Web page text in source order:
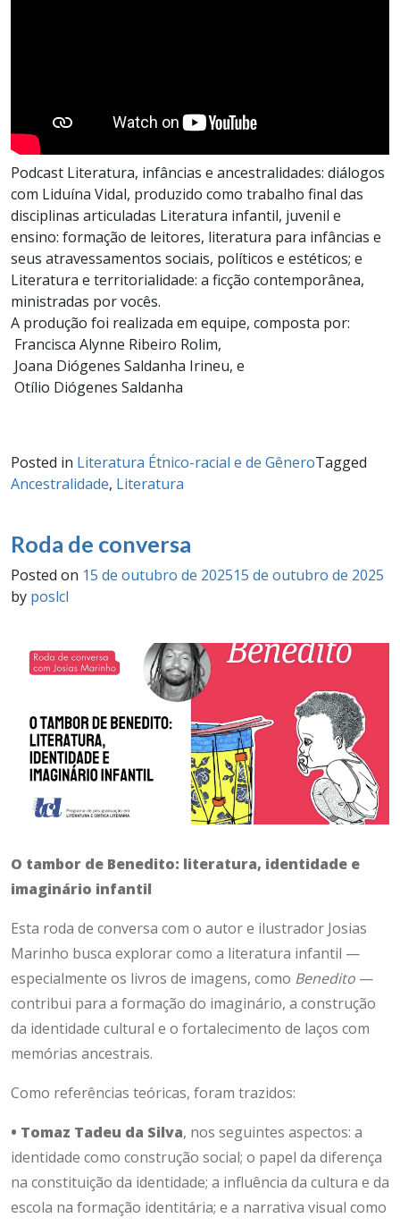
Podcast Literatura, infâncias e ancestralidades: diálogos
com Liduína Vidal, produzido como trabalho final das
disciplinas articuladas Literatura infantil, juvenil e
ensino: formação de leitores, literatura para infâncias e
seus atravessamentos sociais, políticos e estéticos; e
Literatura e territorialidade: a ficção contemporânea,
ministradas por vocês.
A produção foi realizada em equipe, composta por:
Francisca Alynne Ribeiro Rolim,
Joana Diógenes Saldanha Irineu, e
Otílio Diógenes Saldanha
Posted in Literatura Étnico-racial e de GêneroTagged
Ancestralidade, Literatura
Roda de conversa
Posted on 15 de outubro de 202515 de outubro de 2025
by poslcl
O tambor de Benedito: literatura, identidade e
imaginário infantil
Esta roda de conversa com o autor e ilustrador Josias
Marinho busca explorar como a literatura infantil —
especialmente os livros de imagens, como Benedito —
contribui para a formação do imaginário, a construção
da identidade cultural e o fortalecimento de laços com
memórias ancestrais.
Como referências teóricas, foram trazidos:
• Tomaz Tadeu da Silva, nos seguintes aspectos: a
identidade como construção social; o papel da diferença
na constituição da identidade; a influência da cultura e da
escola na formação identitária; e a narrativa visual como